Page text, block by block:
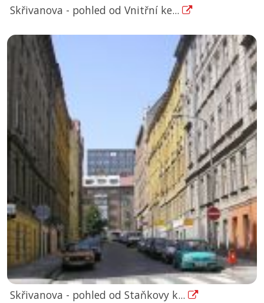
Skřivanova - pohled od Vnitřní ke...
Skřivanova - pohled od Staňkovy k...